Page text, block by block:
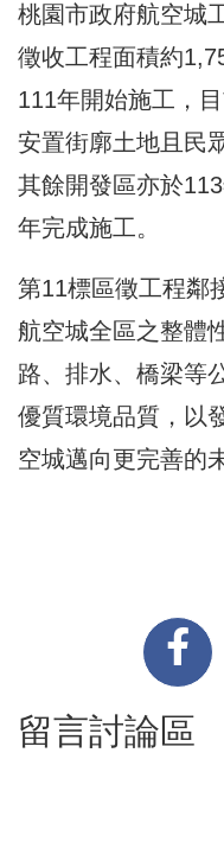
桃園市政府航空城
徵收工程面積約
111年開始施工，
安置街廓土地且民
其餘開發區亦於
年完成施工。
第11標區徵工程鄰
航空城全區之整體
路、排水、橋梁等
優質環境品質，以
空城邁向更完善的
留言討論區